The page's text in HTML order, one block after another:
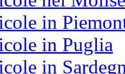
in
in Puglia
in